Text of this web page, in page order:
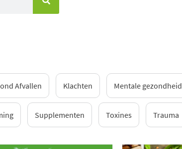
Afvallen Klachten Mentale gezondheid
Supplementen Toxines Trauma